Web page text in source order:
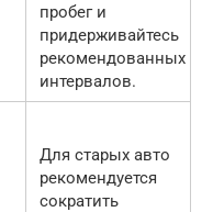
пробег и
придерживайтесь
рекомендованных
интервалов.
Для старых авто
рекомендуется
сократить